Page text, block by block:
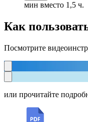
мин вместо 1,5 ч.
Как
Посмотрите
или прочитайте